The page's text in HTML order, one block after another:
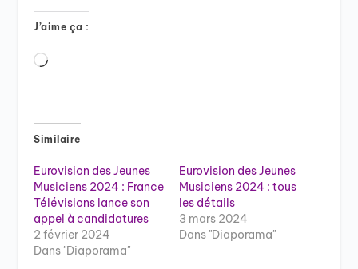
J’aime ça :
Chargement…
Similaire
Eurovision des Jeunes
Musiciens 2024 : France
Télévisions lance son
appel à candidatures
2 février 2024
Dans "Diaporama"
Eurovision des Jeunes
Musiciens 2024 : tous
les détails
3 mars 2024
Dans "Diaporama"